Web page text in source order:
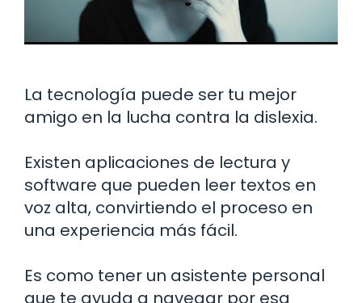
La tecnología puede ser tu mejor
amigo en la lucha contra la dislexia.
Existen aplicaciones de lectura y
software que pueden leer textos en
voz alta, convirtiendo el proceso en
una experiencia más fácil.
Es como tener un asistente personal
que te ayuda a navegar por esa